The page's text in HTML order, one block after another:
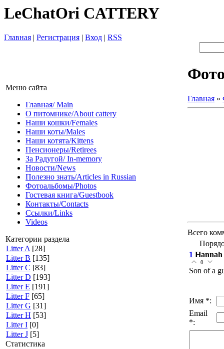
LeChatOri CATTERY
Главная | Регистрация | Вход | RSS
Меню сайта
Главная/ Main
О питомнике/About cattery
Наши кошки/Females
Наши коты/Males
Наши котята/Kittens
Пенсионеры/Retirees
За Радугой/ In-memory
Новости/News
Полезно знать/Articles in Russian
Фотоальбомы/Photos
Гостевая книга/Guestbook
Контакты/Contacts
Ссылки/Links
Videos
Категории раздела
Litter A [28]
Litter B [135]
Litter C [83]
Litter D [193]
Litter E [191]
Litter F [65]
Litter G [31]
Litter H [53]
Litter I [0]
Litter J [5]
Статистика
Главная »
Всего
1 Hannah
0
Son of a
Имя *:
Email
*: